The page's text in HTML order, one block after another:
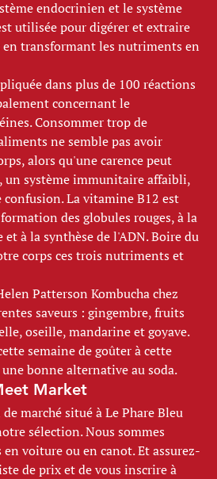
endocrinien et le système
utilisée pour digérer et extraire
transformant les nutriments en
dans plus de 100 réactions
concernant le
Consommer trop de
ne semble pas avoir
alors qu'une carence peut
un système immunitaire affaibli,
La vitamine B12 est
des globules rouges, à la
à la synthèse de l'ADN. Boire du
corps ces trois nutriments et
Patterson Kombucha chez
saveurs : gingembre, fruits
oseille, mandarine et goyave.
semaine de goûter à cette
bonne alternative au soda.
Market
marché situé à Le Phare Bleu
sélection. Nous sommes
voiture ou en canot. Et assurez-
de prix et de vous inscrire à